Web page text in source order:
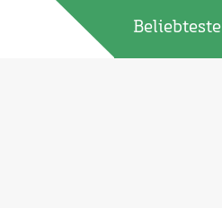
Beliebteste